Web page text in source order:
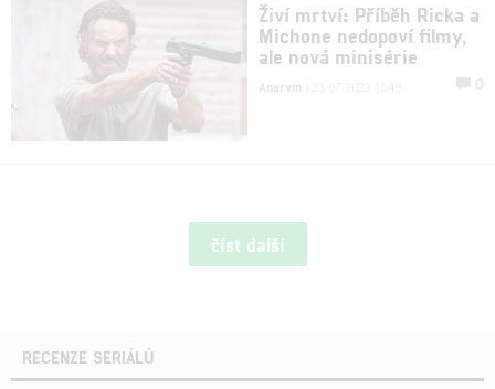
Živí mrtví: Příběh Ricka a
Michone nedopoví filmy,
ale nová minisérie
Anarvin 0
číst další
RECENZE SERIÁLŮ